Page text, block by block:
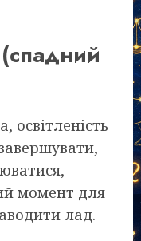
освітленість
момент для
лад.